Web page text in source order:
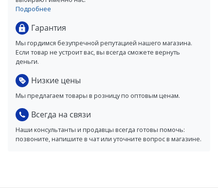
Подробнее
Гарантия
Мы гордимся безупречной репутацией нашего магазина.
Если товар не устроит вас, вы всегда сможете вернуть
деньги.
Низкие цены
Мы предлагаем товары в розницу по оптовым ценам.
Всегда на связи
Наши консультанты и продавцы всегда готовы помочь:
позвоните, напишите в чат или уточните вопрос в магазине.